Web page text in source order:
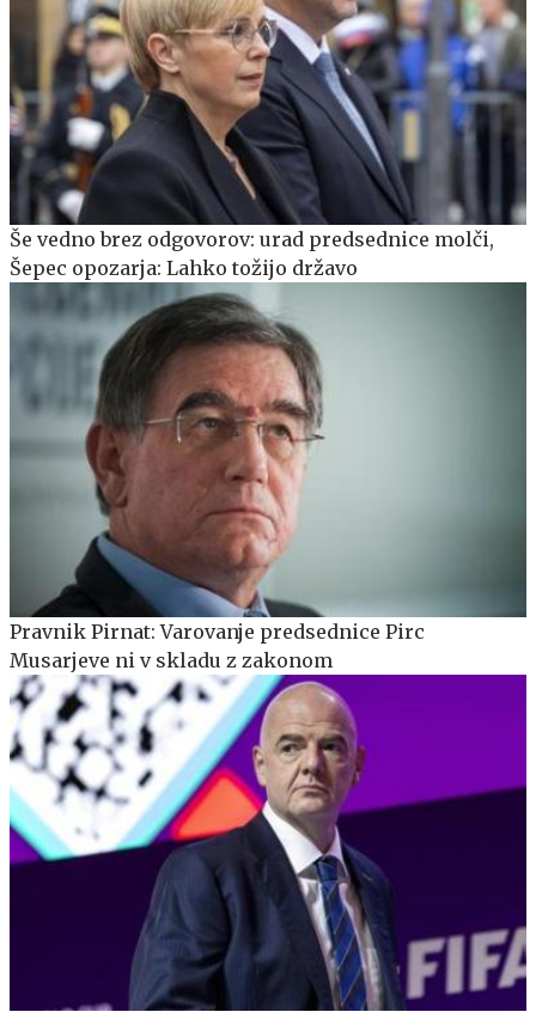
Še vedno brez odgovorov: urad predsednice molči,
Šepec opozarja: Lahko tožijo državo
Pravnik Pirnat: Varovanje predsednice Pirc
Musarjeve ni v skladu z zakonom